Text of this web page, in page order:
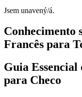
Jsem unavený/á.
Conhecimento
Francês para
Guia Essencial
para Checo